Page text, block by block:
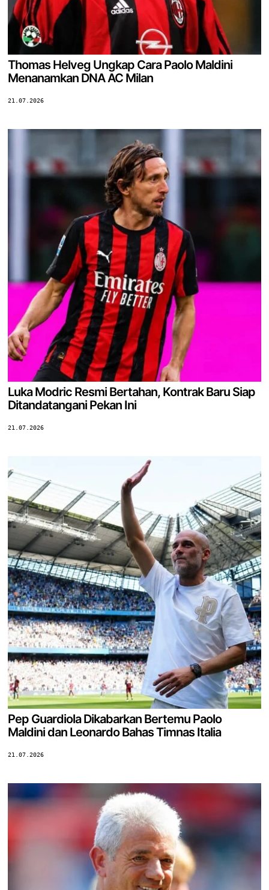
Thomas Helveg Ungkap Cara Paolo Maldini
Menanamkan DNA AC Milan
21.07.2026
Luka Modric Resmi Bertahan, Kontrak Baru Siap
Ditandatangani Pekan Ini
21.07.2026
Pep Guardiola Dikabarkan Bertemu Paolo
Maldini dan Leonardo Bahas Timnas Italia
21.07.2026